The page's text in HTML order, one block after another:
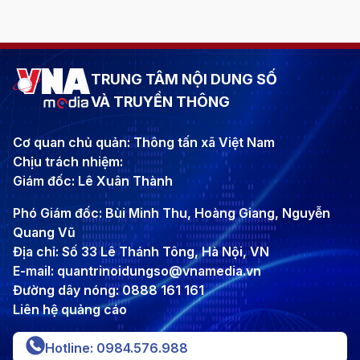
TRUNG TÂM NỘI DUNG SỐ
VÀ TRUYỀN THÔNG
Cơ quan chủ quản: Thông tấn xã Việt Nam
Chịu trách nhiệm:
Giám đốc: Lê Xuân Thành
Phó Giám đốc: Bùi Minh Thu, Hoàng Giang, Nguyễn
Quang Vũ
Địa chỉ: Số 33 Lê Thánh Tông, Hà Nội, VN
E-mail: quantrinoidungso@vnamedia.vn
Đường dây nóng: 0888 161 161
Liên hệ quảng cáo
Hotline: 0984.576.988